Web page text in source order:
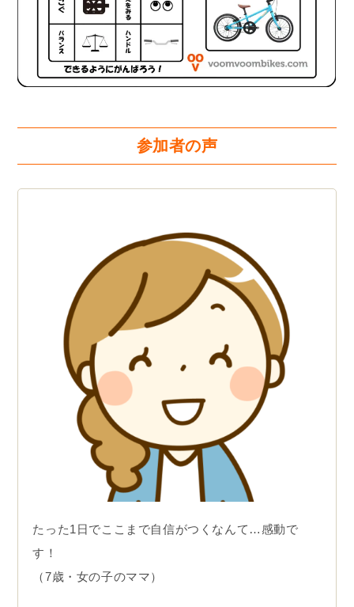
参加者の声
たった1日でここまで自信がつくなんて…感動で
す！
（7歳・女の子のママ）